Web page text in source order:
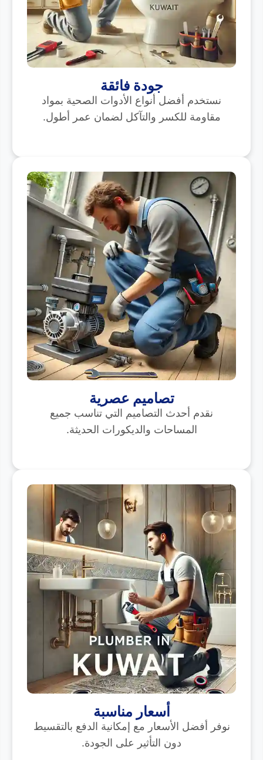
جودة فائقة
نستخدم أفضل أنواع الأدوات الصحية بمواد
مقاومة للكسر والتآكل لضمان عمر أطول.
تصاميم عصرية
نقدم أحدث التصاميم التي تناسب جميع
المساحات والديكورات الحديثة.
أسعار مناسبة
نوفر أفضل الأسعار مع إمكانية الدفع بالتقسيط
دون التأثير على الجودة.